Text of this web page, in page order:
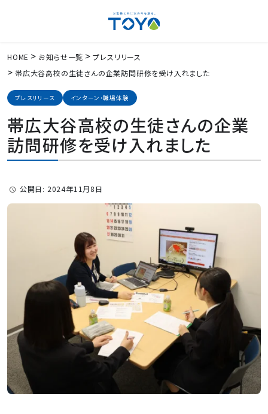
HOME お知らせ一覧
プレスリリース
帯広大谷高校の生徒さんの企業訪問研修を受け入れました
プレスリリース インターン・職場体験
帯広大谷高校の生徒さんの企業
訪問研修を受け入れました
公開日: 2024年11月8日